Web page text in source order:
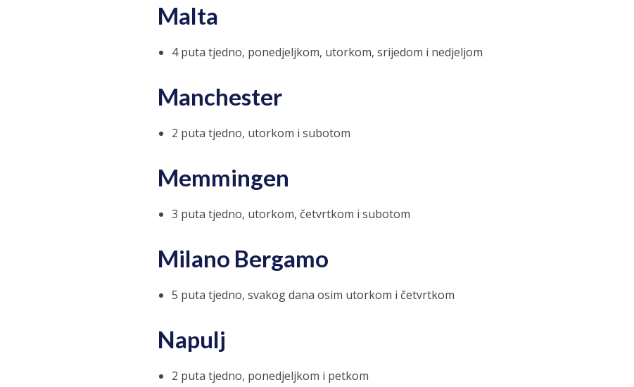
Malta
4 puta tjedno, ponedjeljkom, utorkom, srijedom i nedjeljom
Manchester
2 puta tjedno, utorkom i subotom
Memmingen
3 puta tjedno, utorkom, četvrtkom i subotom
Milano Bergamo
5 puta tjedno, svakog dana osim utorkom i četvrtkom
Napulj
2 puta tjedno, ponedjeljkom i petkom